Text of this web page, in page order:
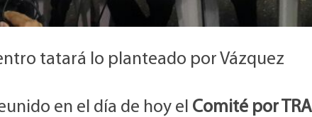
tatará lo planteado por Vázquez
en el día de hoy el Comité por